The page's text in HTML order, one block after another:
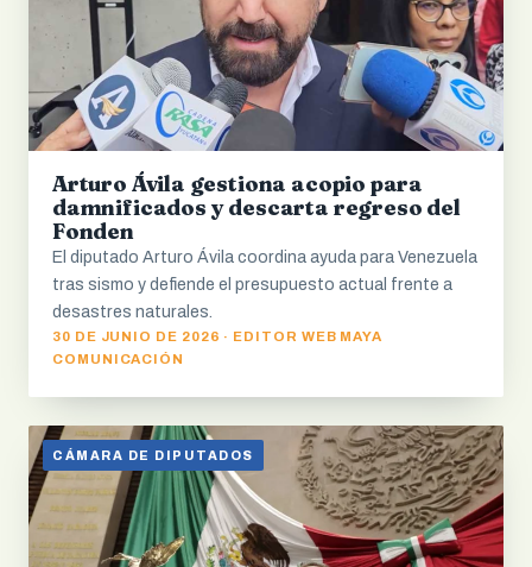
Arturo Ávila gestiona acopio para
damnificados y descarta regreso del
Fonden
El diputado Arturo Ávila coordina ayuda para Venezuela
tras sismo y defiende el presupuesto actual frente a
desastres naturales.
30 DE JUNIO DE 2026 · EDITOR WEB MAYA
COMUNICACIÓN
CÁMARA DE DIPUTADOS